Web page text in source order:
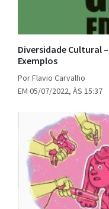
Diversidade Cultural
Exemplos
Por Flavio Carvalho
EM 05/07/2022, ÀS 15:37